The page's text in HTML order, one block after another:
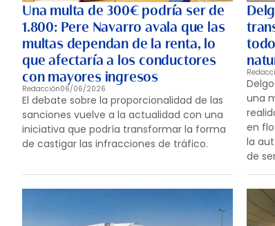
Una multa de 300€ podría ser de
1.800: Pere Navarro avala que las
multas dependan de la renta, lo
que afectaría a los conductores
con mayores ingresos
Redacción06/06/2026
El debate sobre la proporcionalidad de las
sanciones vuelve a la actualidad con una
iniciativa que podría transformar la forma
de castigar las infracciones de tráfico.
una
en
la
de